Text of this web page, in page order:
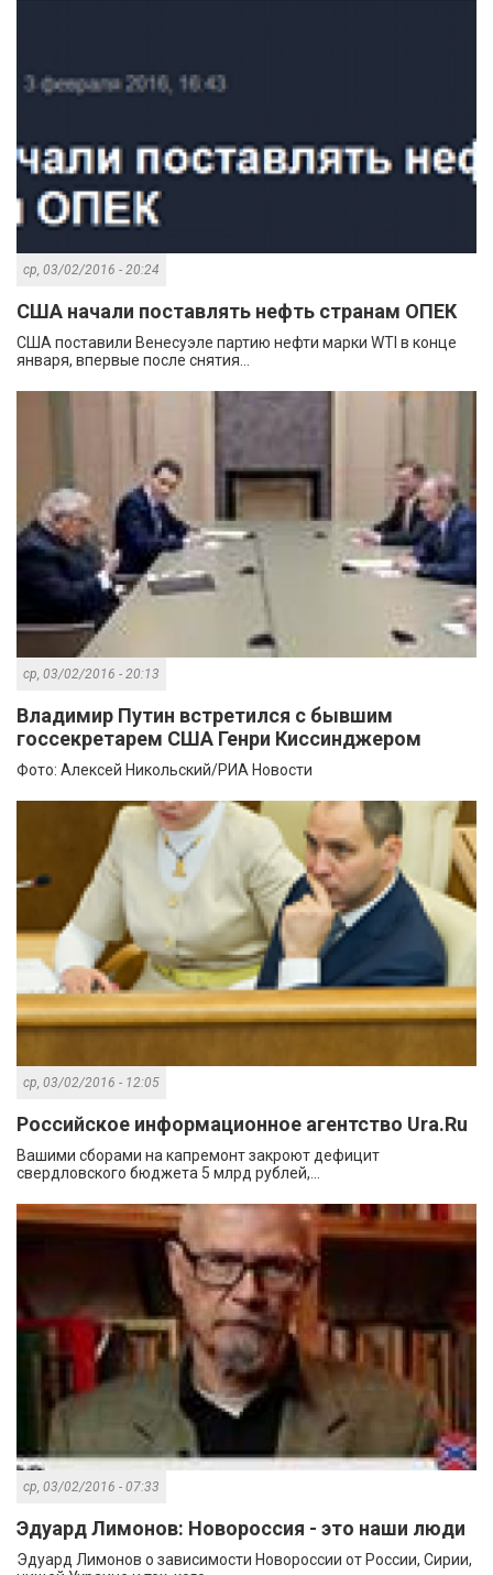
ср, 03/02/2016 - 20:24
США начали поставлять нефть странам ОПЕК
США поставили Венесуэле партию нефти марки WTI в конце
января, впервые после снятия...
ср, 03/02/2016 - 20:13
Владимир Путин встретился с бывшим
госсекретарем США Генри Киссинджером
Фото: Алексей Никольский/РИА Новости
ср, 03/02/2016 - 12:05
Российское информационное агентство Ura.Ru
Вашими сборами на капремонт закроют дефицит
свердловского бюджета 5 млрд рублей,...
ср, 03/02/2016 - 07:33
Эдуард Лимонов: Новороссия - это наши люди
Эдуард Лимонов о зависимости Новороссии от России, Сирии,